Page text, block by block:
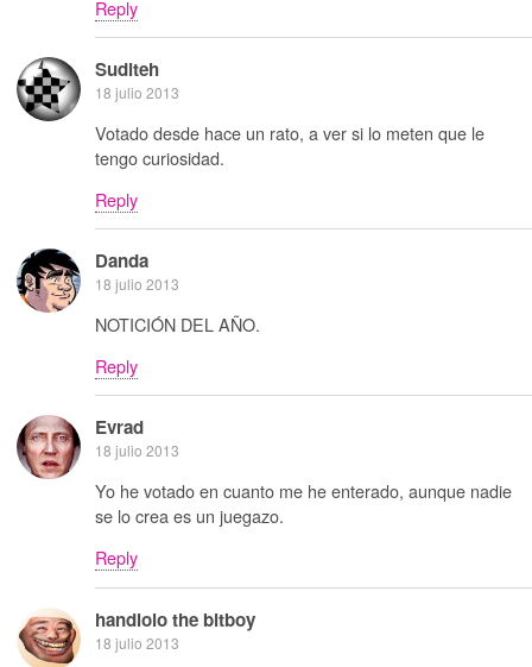
Reply
Suditeh
18 julio 2013
Votado desde hace un rato, a ver si lo meten que le
tengo curiosidad.
Reply
Danda
18 julio 2013
NOTICIÓN DEL AÑO.
Reply
Evrad
18 julio 2013
Yo he votado en cuanto me he enterado, aunque nadie
se lo crea es un juegazo.
Reply
handlolo the bitboy
18 julio 2013